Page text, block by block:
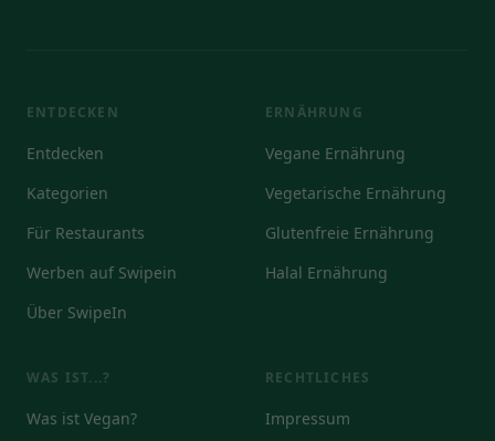
ENTDECKEN
Entdecken
Kategorien
Für Restaurants
Werben auf Swipein
Über SwipeIn
ERNÄHRUNG
Vegane Ernährung
Vegetarische Ernährung
Glutenfreie Ernährung
Halal Ernährung
WAS IST...?
Was ist Vegan?
RECHTLICHES
Impressum